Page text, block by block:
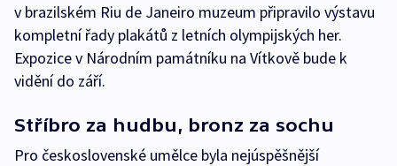
v brazilském Riu de Janeiro muzeum připravilo výstavu
kompletní řady plakátů z letních olympijských her.
Expozice v Národním památníku na Vítkově bude k
vidění do září.
Stříbro za hudbu, bronz za sochu
Pro československé umělce byla nejúspěšnější